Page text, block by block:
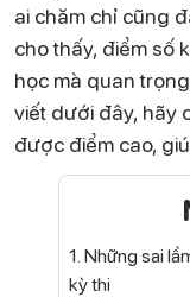
ai chăm chỉ cũng
cho thấy, điểm số
học mà quan
viết dưới đây, hãy
được điểm cao,
1. Những sai
kỳ thi